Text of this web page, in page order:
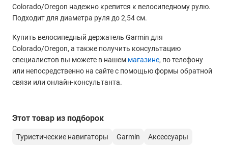
Colorado/Oregon надежно крепится к велосипедному рулю.
Подходит для диаметра руля до 2,54 см.
Купить велосипедный держатель Garmin для
Colorado/Oregon, а также получить консультацию
специалистов вы можете в нашем магазине, по телефону
или непосредственно на сайте с помощью формы обратной
связи или онлайн-консультанта.
Этот товар из подборок
Туристические навигаторы Garmin Аксессуары